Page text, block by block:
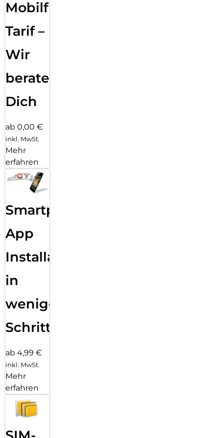
Mobilfunk
Tarif –
Wir
beraten
Dich
ab 0,00 €
inkl. MwSt.
Mehr
erfahren
Smartphone
App
Installation
in
wenigen
Schritten
ab 4,99 €
inkl. MwSt.
Mehr
erfahren